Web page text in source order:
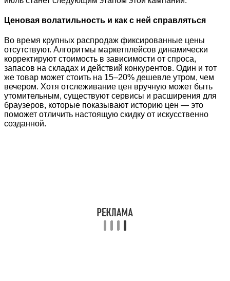
Ценовая волатильность и как с ней справляться
Во время крупных распродаж фиксированные цены
отсутствуют. Алгоритмы маркетплейсов динамически
корректируют стоимость в зависимости от спроса,
запасов на складах и действий конкурентов. Один и тот
же товар может стоить на 15–20% дешевле утром, чем
вечером. Хотя отслеживание цен вручную может быть
утомительным, существуют сервисы и расширения для
браузеров, которые показывают историю цен — это
поможет отличить настоящую скидку от искусственно
созданной.